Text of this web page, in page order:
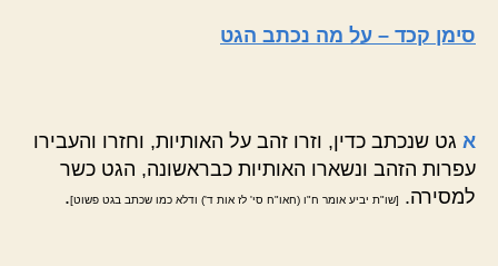
סימן קכד – על מה נכתב הגט
א גט שנכתב כדין, וזרו זהב על האותיות, וחזרו והעבירו
עפרות הזהב ונשארו האותיות כבראשונה, הגט כשר
למסירה.
[שו"ת יביע אומר ח"ו (חאו"ח סי' לז אות ד') ודלא כמו שכתב בגט פשוט].